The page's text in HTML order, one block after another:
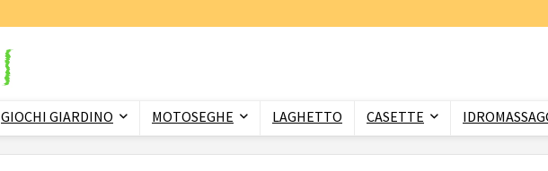
GIOCHI GIARDINO MOTOSEGHE LAGHETTO CASETTE